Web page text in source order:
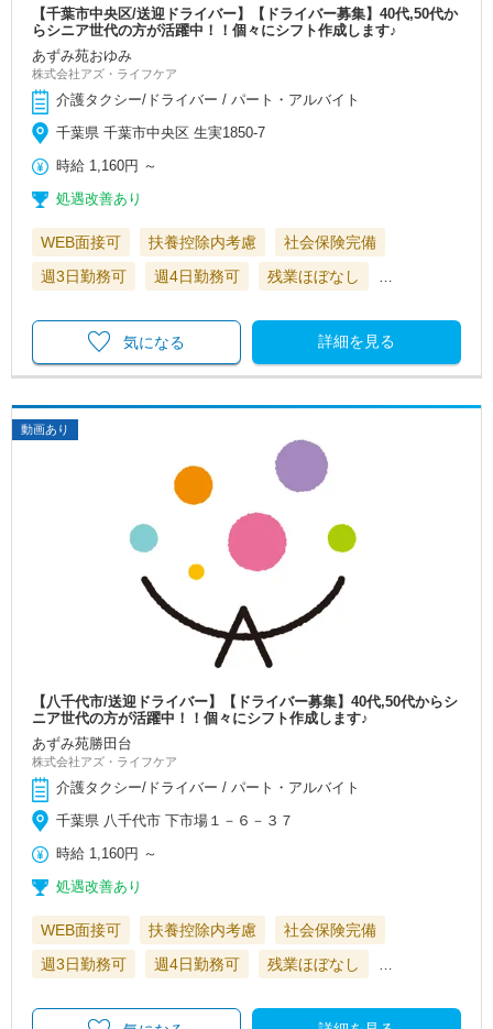
【千葉市中央区/送迎ドライバー】【ドライバー募集】40代,50代か
らシニア世代の方が活躍中！！個々にシフト作成します♪
あずみ苑おゆみ
株式会社アズ・ライフケア
介護タクシー/ドライバー / パート・アルバイト
千葉県 千葉市中央区 生実1850-7
時給 1,160円 ～
処遇改善あり
WEB面接可 扶養控除内考慮
社会保険完備
週3日勤務可
週4日勤務可 残業ほぼなし …
詳細を見る
気になる
動画あり
【八千代市/送迎ドライバー】【ドライバー募集】40代,50代からシ
ニア世代の方が活躍中！！個々にシフト作成します♪
あずみ苑勝田台
株式会社アズ・ライフケア
介護タクシー/ドライバー / パート・アルバイト
千葉県 八千代市 下市場１－６－３７
時給 1,160円 ～
処遇改善あり
WEB面接可 扶養控除内考慮
社会保険完備
週3日勤務可
週4日勤務可 残業ほぼなし …